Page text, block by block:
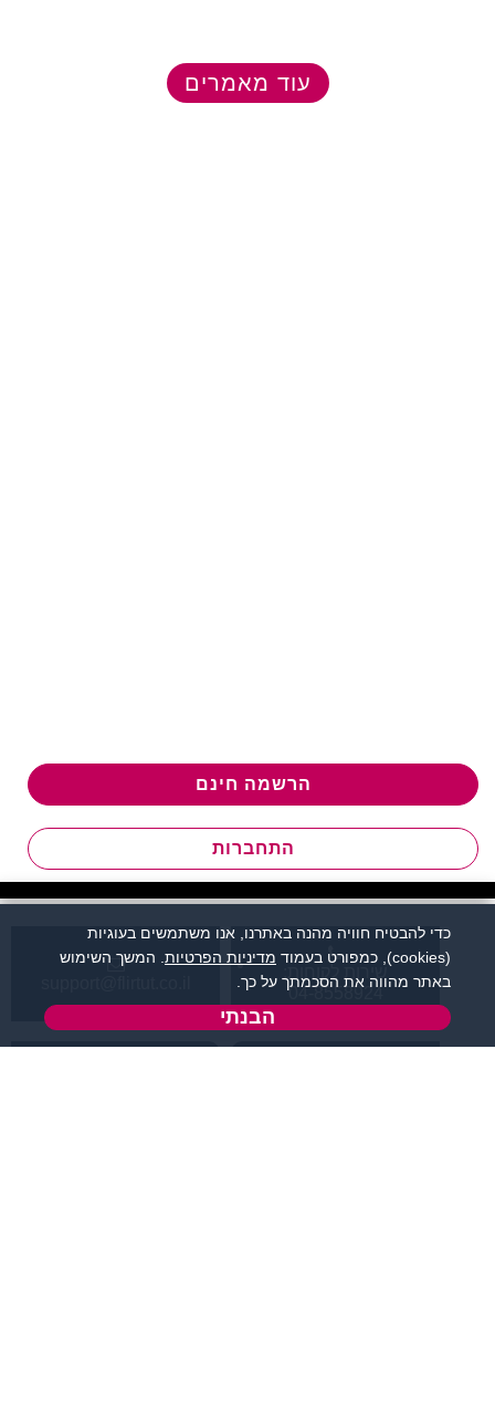
עוד מאמרים
הרשמה חינם
התחברות
04-8558924
כדי להבטיח חוויה מהנה באתרנו, אנו משתמשים בעוגיות
(cookies), כמפורט בעמוד
מדיניות הפרטיות . המשך השימוש
באתר מהווה את הסכמתך על כך.
הבנתי